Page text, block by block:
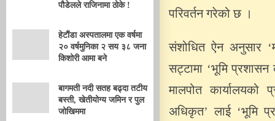
पौडेलले राजिनामा ठोके !
हेटौंडा अस्पतालमा एक वर्षमा
२० वर्षमुनिका २ सय ३८ जना
किशोरी आमा बने
बागमती नदी सतह बढ्दा तटीय
बस्ती, खेतीयोग्य जमिन र पुल
जोखिममा
परिवर्तन गरेको छ ।
संशोधित ऐन अनुसार
सट्टामा ‘भूमि
मालपोत कार्यालयको
अधिकृत’ लाई ‘भूमि